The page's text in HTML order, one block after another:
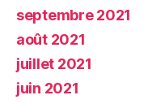
septembre 2021
août 2021
juillet 2021
juin 2021